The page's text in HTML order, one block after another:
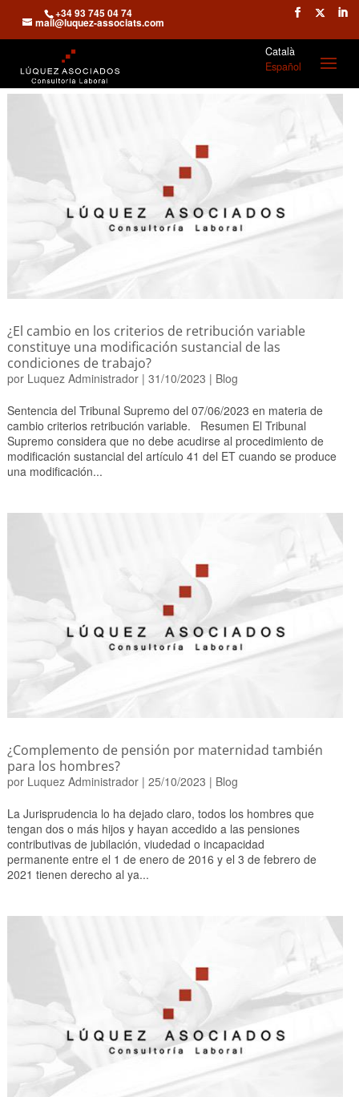
+34 93 745 04 74
mail@luquez-associats.com
Català
Español
¿El cambio en los criterios de retribución variable
constituye una modificación sustancial de las
condiciones de trabajo?
por Luquez Administrador| 31/10/2023 | Blog
Sentencia del Tribunal Supremo del 07/06/2023 en materia de
cambio criterios retribución variable. Resumen El Tribunal
Supremo considera que no debe acudirse al procedimiento de
modificación sustancial del artículo 41 del ET cuando se produce
una modificación...
¿Complemento de pensión por maternidad también
para los hombres?
por Luquez Administrador| 25/10/2023 | Blog
La Jurisprudencia lo ha dejado claro, todos los hombres que
tengan dos o más hijos y hayan accedido a las pensiones
contributivas de jubilación, viudedad o incapacidad
permanente entre el 1 de enero de 2016 y el 3 de febrero de
2021 tienen derecho al ya...